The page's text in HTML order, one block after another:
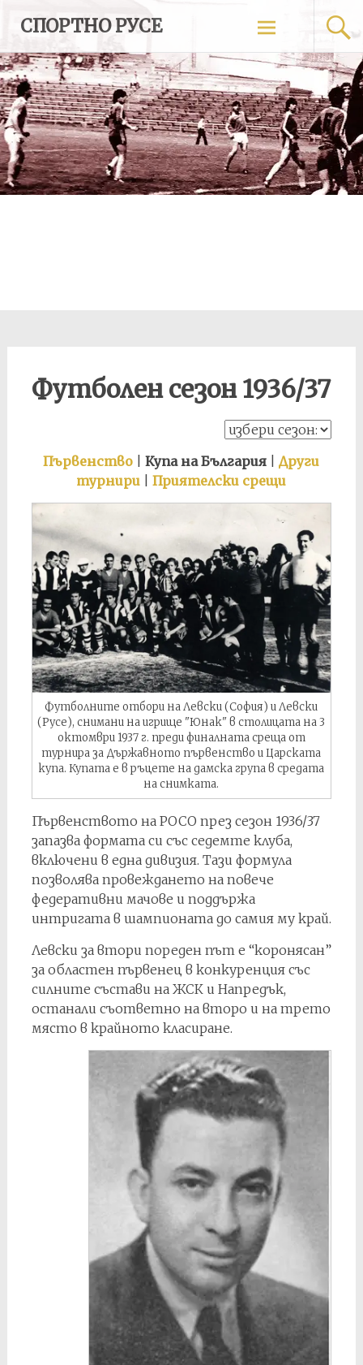
content
СПОРТНО РУСЕ
Футболен сезон 1936/37
Първенство |Купа на България |Други
турнири |Приятелски срещи
Футболните отбори на Левски (София) и Левски
(Русе), снимани на игрище "Юнак" в столицата на 3
октомври 1937 г. преди финалната среща от
турнира за Държавното първенство и Царската
купа. Купата е в ръцете на дамска група в средата
на снимката.
Първенството на РОСО през сезон 1936/37
запазва формата си със седемте клуба,
включени в една дивизия. Тази формула
позволява провеждането на повече
федеративни мачове и поддържа
интригата в шампионата до самия му край.
Левски за втори пореден път е “коронясан”
за областен първенец в конкуренция със
силните състави на ЖСК и Напредък,
останали съответно на второ и на трето
място в крайното класиране.